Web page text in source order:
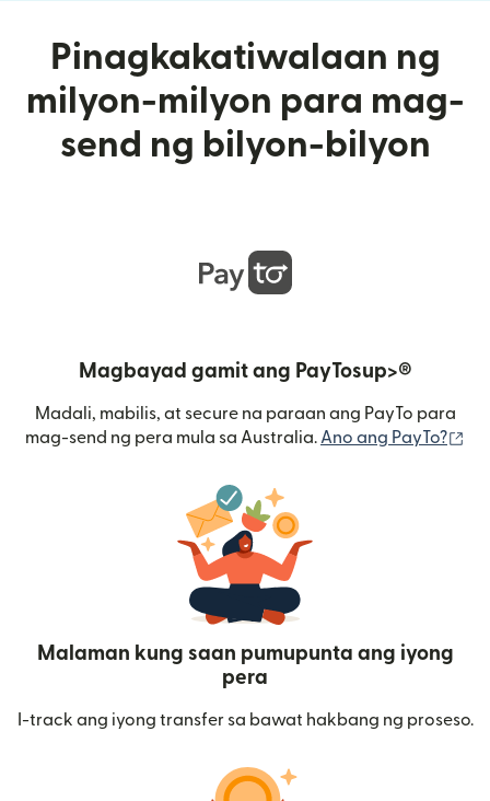
Pinagkakatiwalaan ng
milyon-milyon para mag-
send ng bilyon-bilyon
Magbayad gamit ang PayTosup>®
Madali, mabilis, at secure na paraan ang PayTo para
mag-send ng pera mula sa Australia. Ano ang PayTo?
Malaman kung saan pumupunta ang iyong
pera
I-track ang iyong transfer sa bawat hakbang ng proseso.